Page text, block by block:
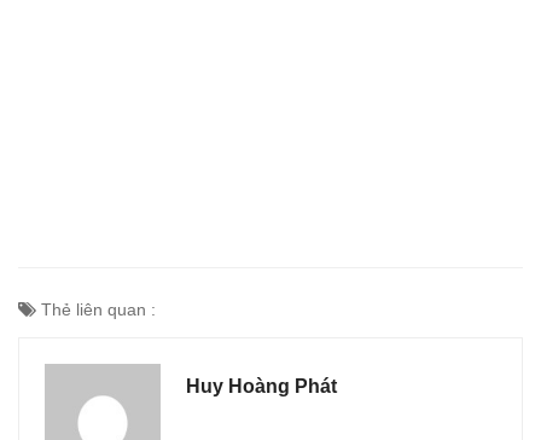
Thẻ liên quan :
Huy Hoàng Phát